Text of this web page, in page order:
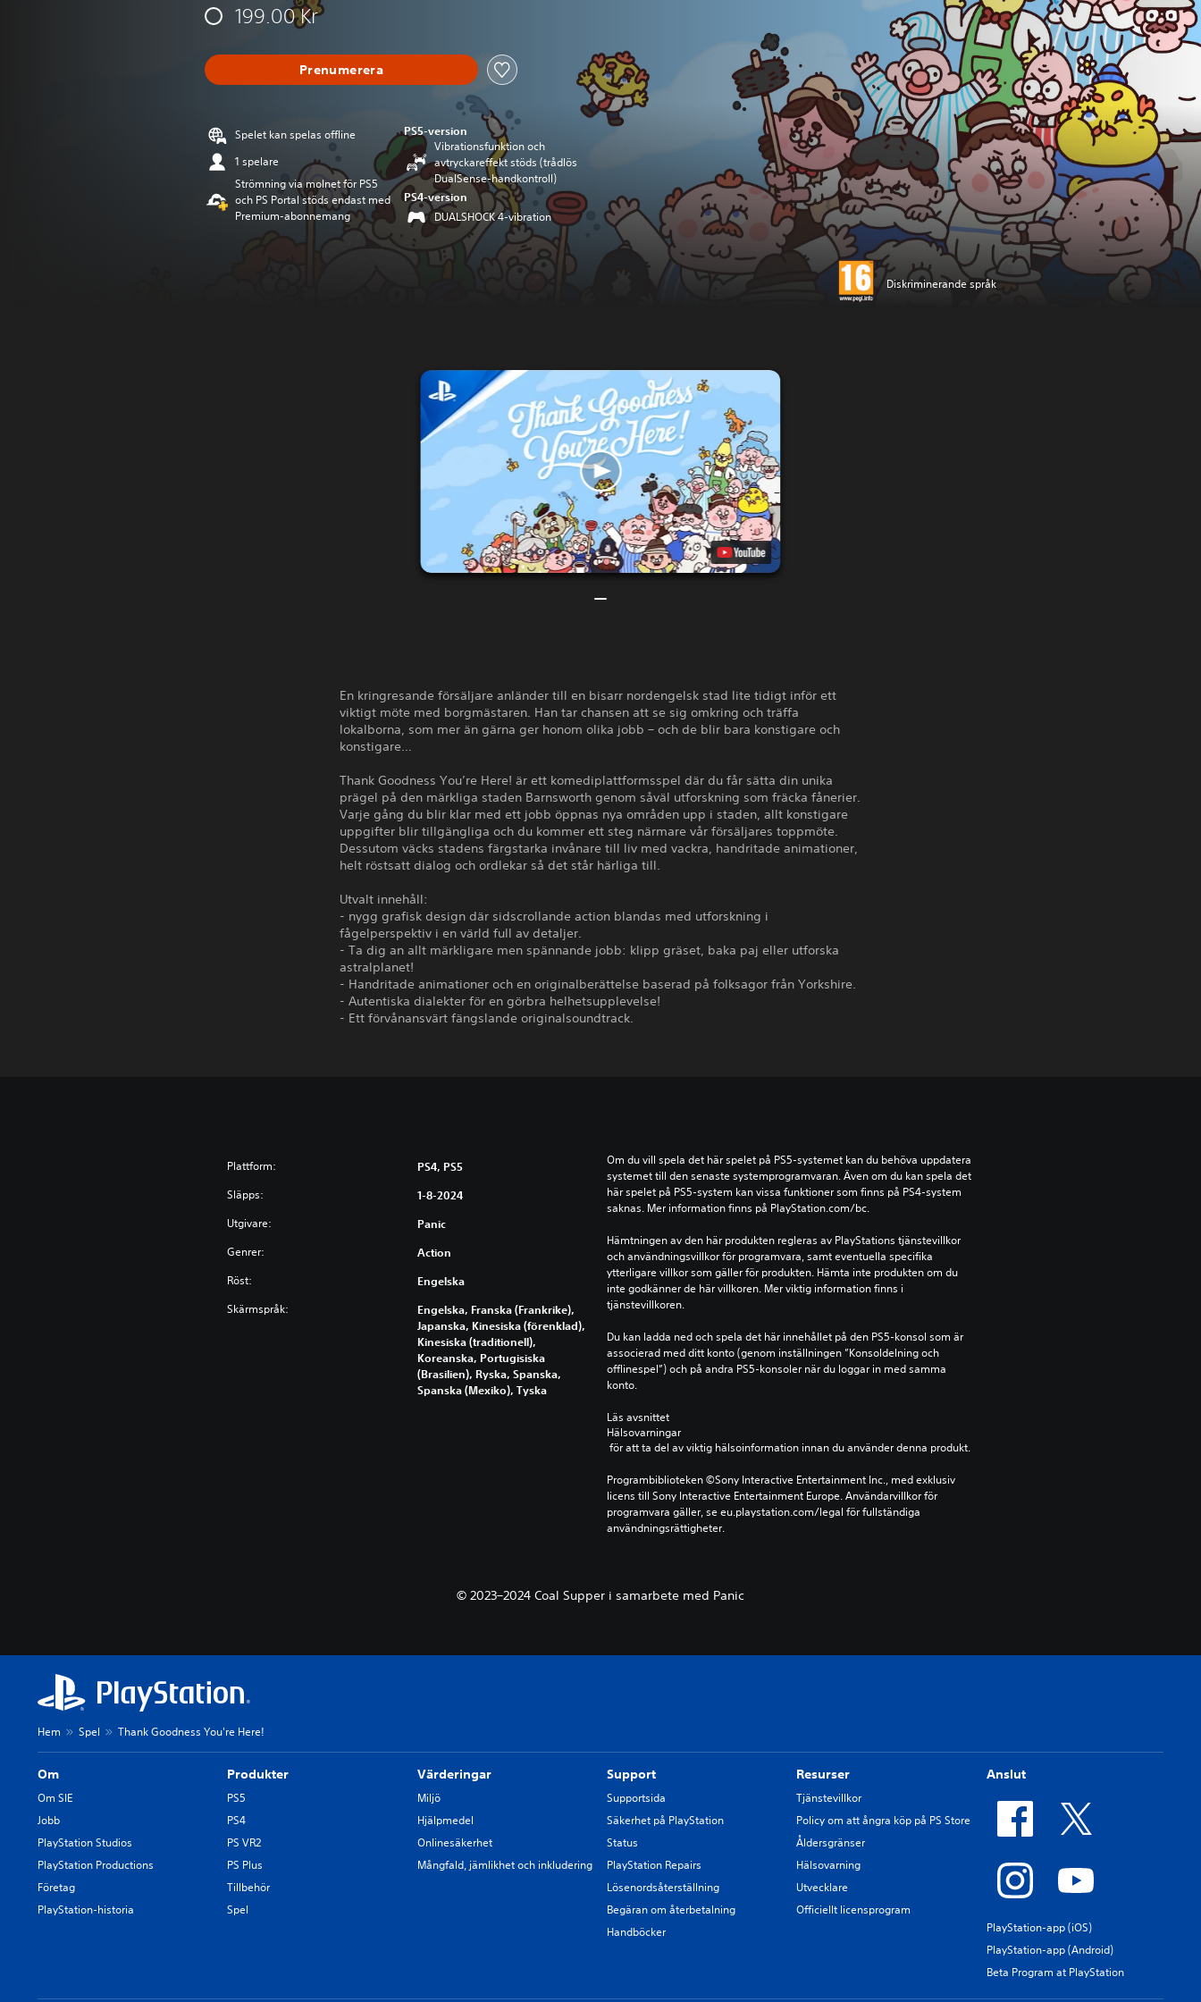
199.00 Kr
Prenumerera
Spelet kan spelas offline
1 spelare
Strömning via molnet för PS5
och PS Portal stöds endast med
Premium-abonnemang
PS5-version
Vibrationsfunktion och
avtryckareffekt stöds (trådlös
DualSense-handkontroll)
PS4-version
DUALSHOCK 4-vibration
Diskriminerande språk
En kringresande försäljare anländer till en bisarr nordengelsk stad lite tidigt inför ett
viktigt möte med borgmästaren. Han tar chansen att se sig omkring och träffa
lokalborna, som mer än gärna ger honom olika jobb – och de blir bara konstigare och
konstigare…
Thank Goodness You’re Here! är ett komediplattformsspel där du får sätta din unika
prägel på den märkliga staden Barnsworth genom såväl utforskning som fräcka fånerier.
Varje gång du blir klar med ett jobb öppnas nya områden upp i staden, allt konstigare
uppgifter blir tillgängliga och du kommer ett steg närmare vår försäljares toppmöte.
Dessutom väcks stadens färgstarka invånare till liv med vackra, handritade animationer,
helt röstsatt dialog och ordlekar så det står härliga till.
Utvalt innehåll:
- nygg grafisk design där sidscrollande action blandas med utforskning i
fågelperspektiv i en värld full av detaljer.
- Ta dig an allt märkligare men spännande jobb: klipp gräset, baka paj eller utforska
astralplanet!
- Handritade animationer och en originalberättelse baserad på folksagor från Yorkshire.
- Autentiska dialekter för en görbra helhetsupplevelse!
- Ett förvånansvärt fängslande originalsoundtrack.
Plattform: PS4, PS5
Släpps: 1-8-2024
Utgivare: Panic
Genrer: Action
Röst: Engelska
Skärmspråk:
Engelska, Franska (Frankrike),
Japanska, Kinesiska (förenklad),
Kinesiska (traditionell),
Koreanska, Portugisiska
(Brasilien), Ryska, Spanska,
Spanska (Mexiko), Tyska
Om du vill spela det här spelet på PS5-systemet kan du behöva uppdatera
systemet till den senaste systemprogramvaran. Även om du kan spela det
här spelet på PS5-system kan vissa funktioner som finns på PS4-system
saknas. Mer information finns på PlayStation.com/bc.
Hämtningen av den här produkten regleras av PlayStations tjänstevillkor
och användningsvillkor för programvara, samt eventuella specifika
ytterligare villkor som gäller för produkten. Hämta inte produkten om du
inte godkänner de här villkoren. Mer viktig information finns i
tjänstevillkoren.
Du kan ladda ned och spela det här innehållet på den PS5-konsol som är
associerad med ditt konto (genom inställningen ”Konsoldelning och
offlinespel”) och på andra PS5-konsoler när du loggar in med samma
konto.
Läs avsnittet
Hälsovarningar
för att ta del av viktig hälsoinformation innan du använder denna produkt.
Programbiblioteken ©Sony Interactive Entertainment Inc., med exklusiv
licens till Sony Interactive Entertainment Europe. Användarvillkor för
programvara gäller, se eu.playstation.com/legal för fullständiga
användningsrättigheter.
© 2023–2024 Coal Supper i samarbete med Panic
Hem Spel Thank Goodness You're Here!
Om
Om SIE
Jobb
PlayStation Studios
PlayStation Productions
Företag
PlayStation-historia
Produkter
PS5
PS4
PS VR2
PS Plus
Tillbehör
Spel
Värderingar
Miljö
Hjälpmedel
Onlinesäkerhet
Mångfald, jämlikhet och inkludering
Support
Supportsida
Säkerhet på PlayStation
Status
PlayStation Repairs
Lösenordsåterställning
Begäran om återbetalning
Handböcker
Resurser
Tjänstevillkor
Policy om att ångra köp på PS Store
Åldersgränser
Hälsovarning
Utvecklare
Officiellt licensprogram
Anslut
PlayStation-app (iOS)
PlayStation-app (Android)
Beta Program at PlayStation